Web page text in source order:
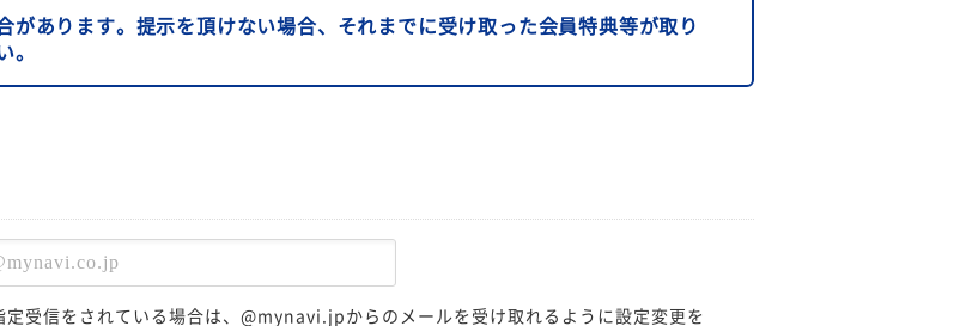
があります。提示を頂けない場合、それまでに受け取った会員特典等が取り
。
定受信をされている場合は、@mynavi.jpからのメールを受け取れるように設定変更を